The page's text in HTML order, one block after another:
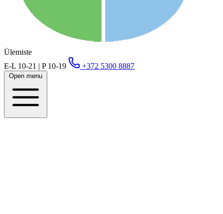
Ülemiste
E-L 10-21 | P 10-19
+372 5300 8887
Open menu